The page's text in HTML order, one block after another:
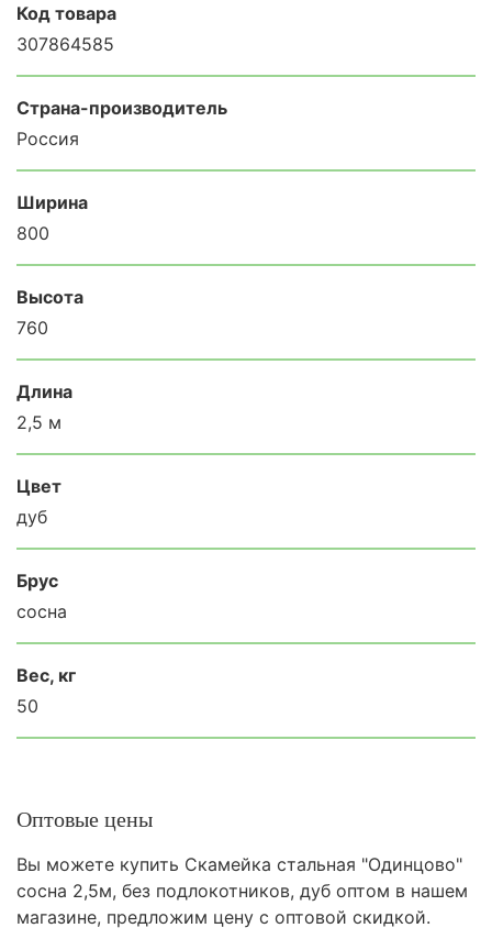
Код товара
307864585
Страна-производитель
Россия
Ширина
800
Высота
760
Длина
2,5 м
Цвет
дуб
Брус
сосна
Вес, кг
50
Оптовые цены
Вы можете купить Скамейка стальная "Одинцово"
сосна 2,5м, без подлокотников, дуб оптом в нашем
магазине, предложим цену с оптовой скидкой.